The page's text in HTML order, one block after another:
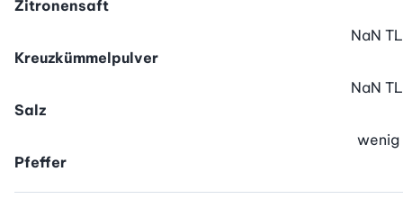
Zitronensaft
Kreuzkümmelpulver
NaN TL
Salz
NaN TL
Pfeffer
wenig